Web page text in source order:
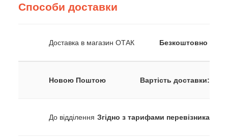
Способи доставки
Доставка в магазин ОТАК Безкоштовно
Новою Поштою Вартість доставки:
До відділення Згідно з тарифами перевізника